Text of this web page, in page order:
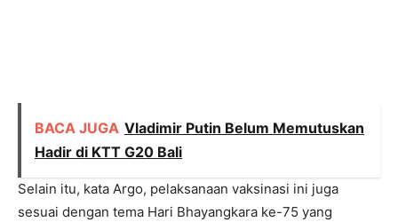
BACA JUGA Vladimir Putin Belum Memutuskan
Hadir di KTT G20 Bali
Selain itu, kata Argo, pelaksanaan vaksinasi ini juga
sesuai dengan tema Hari Bhayangkara ke-75 yang